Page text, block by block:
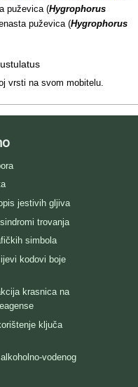
puževica (Hygrophorus
puževica (Hygrophorus
vrsti na svom mobitelu.
jestivih gljiva
trovanja
simbola
kodovi boje
krasnica na
ključa
vodenog